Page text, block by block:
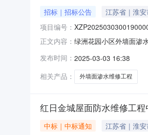
招标｜招标公告 江苏省｜淮
项目编号：
正文内容： 绿洲花园小区外墙面渗
11#、12#、13#、15#
发布时间： 2025-03-03 16:38
相关产品：
外墙面渗水维修工程
红日金城屋面防水维修工
中标｜中标通知 江苏省｜淮